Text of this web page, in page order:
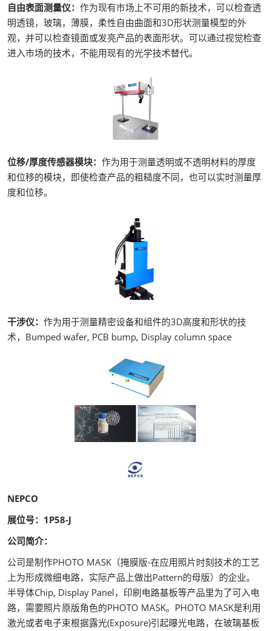
自由表面测量仪： 作为现有市场上不可用的新技术，可以检查透
明透镜，玻璃，薄膜，柔性自由曲面和3D形状测量模型的外
观，并可以检查镜面或发亮产品的表面形状。可以通过视觉检查
进入市场的技术，不能用现有的光学技术替代。
位移/厚度传感器模块： 作为用于测量透明或不透明材料的厚度
和位移的模块，即使检查产品的粗糙度不同，也可以实时测量厚
度和位移。
干涉仪： 作为用于测量精密设备和组件的3D高度和形状的技
术，Bumped wafer, PCB bump, Display column space
NEPCO
展位号：1P58-J
公司简介：
公司是制作PHOTO MASK（掩膜版-在应用照片时刻技术的工艺
上为形成微细电路，实际产品上做出Pattern的母版）的企业。
半导体Chip, Display Panel，印刷电路基板等产品里为了可入电
路，需要照片原版角色的PHOTO MASK。PHOTO MASK是利用
激光或者电子束根据露光(Exposure)引起曝光电路，在玻璃基板